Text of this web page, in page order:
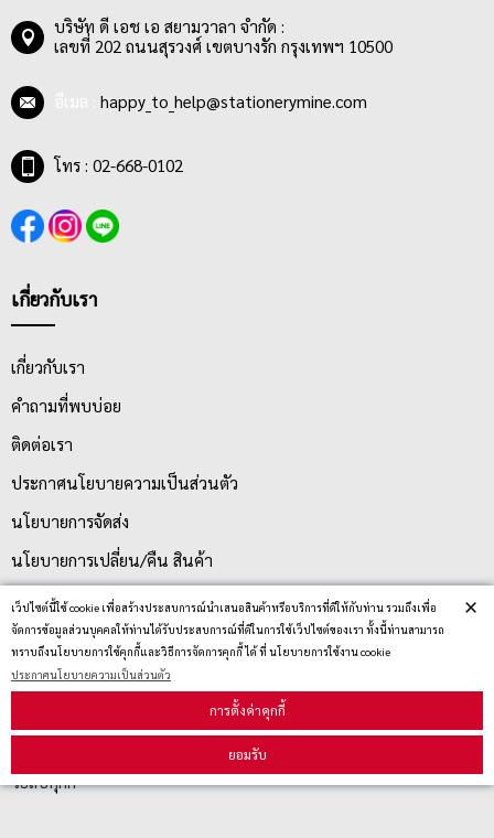
เว็ปไซต์นี้ใช้ cookie เพื่อสร้างประสบการณ์นำเสนอสินค้าหรือบริการที่ดีให้กับท่าน รวมถึงเพื่อ
จัดการข้อมูลส่วนบุคคลให้ท่านได้รับประสบการณ์ที่ดีในการใช้เว็ปไซต์ของเรา ทั้งนี้ท่านสามารถ
ทราบถึงนโยบายการใช้คุกกี้และวิธีการจัดการคุกกี้ ได้ ที่ นโยบายการใช้งาน cookie
ประกาศนโยบายความเป็นส่วนตัว
การตั้งค่าคุกกี้
ยอมรับ
×
บริษัท ดี เอช เอ สยามวาลา จำกัด :
เลขที่ 202 ถนนสุรวงศ์ เขตบางรัก กรุงเทพฯ 10500
happy_to_help@stationerymine.com
โทร : 02-668-0102
เกี่ยวกับเรา
เกี่ยวกับเรา
คำถามที่พบบ่อย
ติดต่อเรา
ประกาศนโยบายความเป็นส่วนตัว
นโยบายการจัดส่ง
นโยบายการเปลี่ยน/คืน สินค้า
บริการลูกค้า
คู่มือนักช้อป
วิธีลบคุกกี้